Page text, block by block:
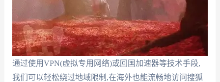
通过使用VPN(虚拟专用网络)或回国加速器等技术手段,
我们可以轻松绕过地域限制,在海外也能流畅地访问搜狐